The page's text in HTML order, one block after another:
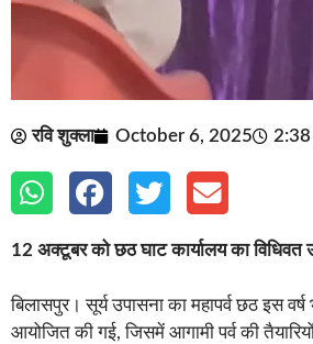
रवि शुक्ला October 6, 2025
12 अक्टूबर को छठ घाट कार्यालय का विधिवत
बिलासपुर। सूर्य उपासना का महापर्व छठ इस
आयोजित की गई, जिसमें आगामी पर्व की